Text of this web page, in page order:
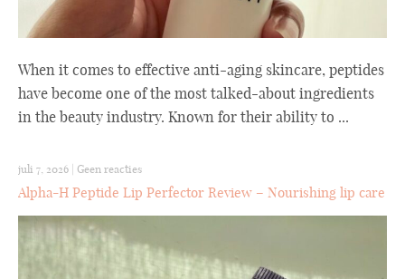
When it comes to effective anti-aging skincare, peptides
have become one of the most talked-about ingredients
in the beauty industry. Known for their ability to ...
juli 7, 2026 Geen reacties
Alpha-H Peptide Lip Perfector Review – Nourishing lip care